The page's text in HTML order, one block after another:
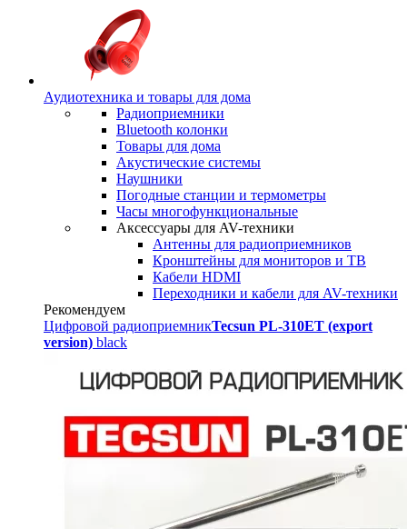
Аудиотехника и товары для дома
Радиоприемники
Bluetooth колонки
Товары для дома
Акустические системы
Наушники
Погодные станции и термометры
Часы многофункциональные
Аксессуары для AV-техники
Антенны для радиоприемников
Кронштейны для мониторов и ТВ
Кабели HDMI
Переходники и кабели для AV-техники
Рекомендуем
Цифровой радиоприемникTecsun PL-310ET (export
version) black